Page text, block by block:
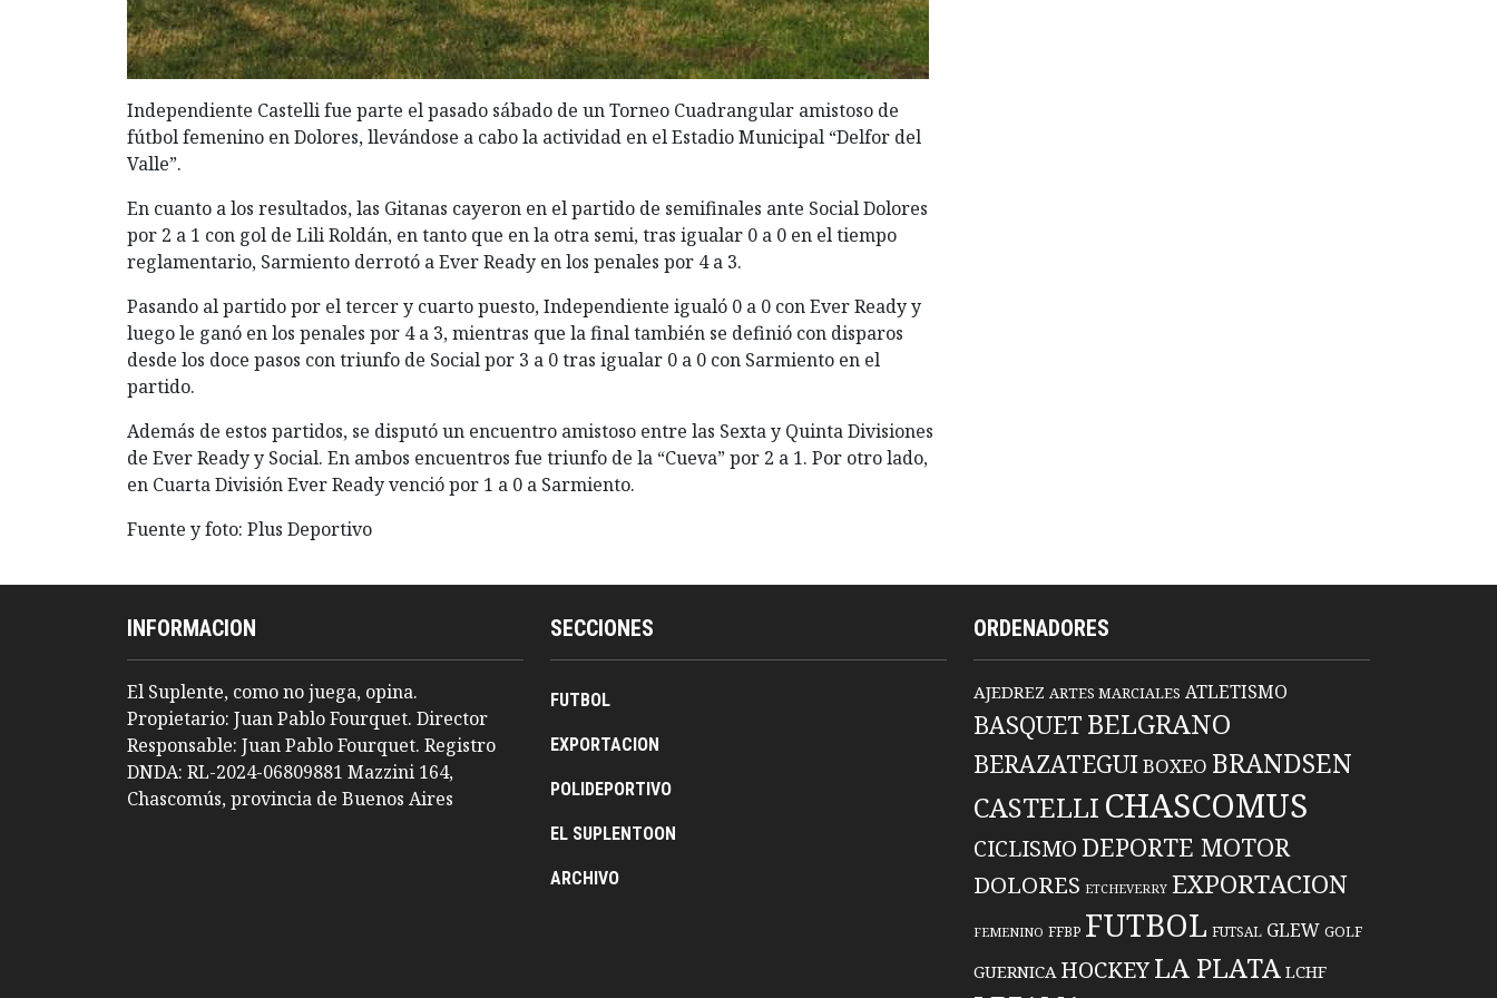
Independiente Castelli fue parte el pasado sábado de un Torneo Cuadrangular amistoso de
fútbol femenino en Dolores, llevándose a cabo la actividad en el Estadio Municipal “Delfor del
Valle”.
En cuanto a los resultados, las Gitanas cayeron en el partido de semifinales ante Social Dolores
por 2 a 1 con gol de Lili Roldán, en tanto que en la otra semi, tras igualar 0 a 0 en el tiempo
reglamentario, Sarmiento derrotó a Ever Ready en los penales por 4 a 3.
Pasando al partido por el tercer y cuarto puesto, Independiente igualó 0 a 0 con Ever Ready y
luego le ganó en los penales por 4 a 3, mientras que la final también se definió con disparos
desde los doce pasos con triunfo de Social por 3 a 0 tras igualar 0 a 0 con Sarmiento en el
partido.
Además de estos partidos, se disputó un encuentro amistoso entre las Sexta y Quinta Divisiones
de Ever Ready y Social. En ambos encuentros fue triunfo de la “Cueva” por 2 a 1. Por otro lado,
en Cuarta División Ever Ready venció por 1 a 0 a Sarmiento.
Fuente y foto: Plus Deportivo
INFORMACION
El Suplente, como no juega, opina.
Propietario: Juan Pablo Fourquet. Director
Responsable: Juan Pablo Fourquet. Registro
DNDA: RL-2024-06809881 Mazzini 164,
Chascomús, provincia de Buenos Aires
SECCIONES
FUTBOL
EXPORTACION
POLIDEPORTIVO
EL SUPLENTOON
ARCHIVO
ORDENADORES
AJEDREZ ARTES MARCIALES ATLETISMO
BASQUET BELGRANO
BERAZATEGUIBOXEO BRANDSEN
CASTELLI CHASCOMUS
CICLISMO DEPORTE MOTOR
DOLORES ETCHEVERRY EXPORTACION
FEMENINO FFBP FUTBOL FUTSAL GLEW GOLF
GUERNICA HOCKEYLA PLATA LCHF